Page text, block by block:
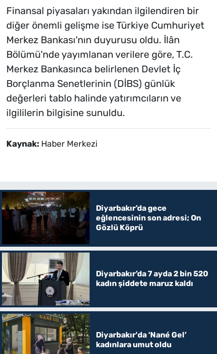
Finansal piyasaları yakından ilgilendiren bir
diğer önemli gelişme ise Türkiye Cumhuriyet
Merkez Bankası'nın duyurusu oldu. İlân
Bölümü'nde yayımlanan verilere göre, T.C.
Merkez Bankasınca belirlenen Devlet İç
Borçlanma Senetlerinin (DİBS) günlük
değerleri tablo halinde yatırımcıların ve
ilgililerin bilgisine sunuldu.
Kaynak: Haber Merkezi
Diyarbakır’da gece
eğlencesinin son adresi; On
Gözlü Köprü
Diyarbakır’da 7 ayda 2 bin 520
kadın şiddete maruz kaldı
Diyarbakır'da ‘Nané Gel’
kadınlara umut oldu